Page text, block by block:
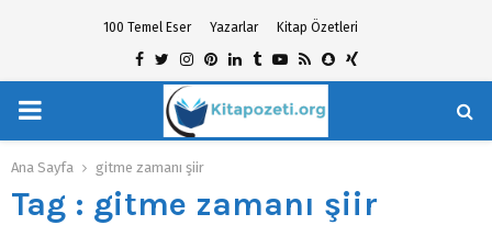
100 Temel Eser Yazarlar Kitap Özetleri
Facebook
TwitterInstagram
Pinterest
Linkedin
TumblrYoutube
RssSnapchat
Xing
PRIMARY
MENU
Ana Sayfa gitme zamanı şiir
Tag : gitme zamanı şiir